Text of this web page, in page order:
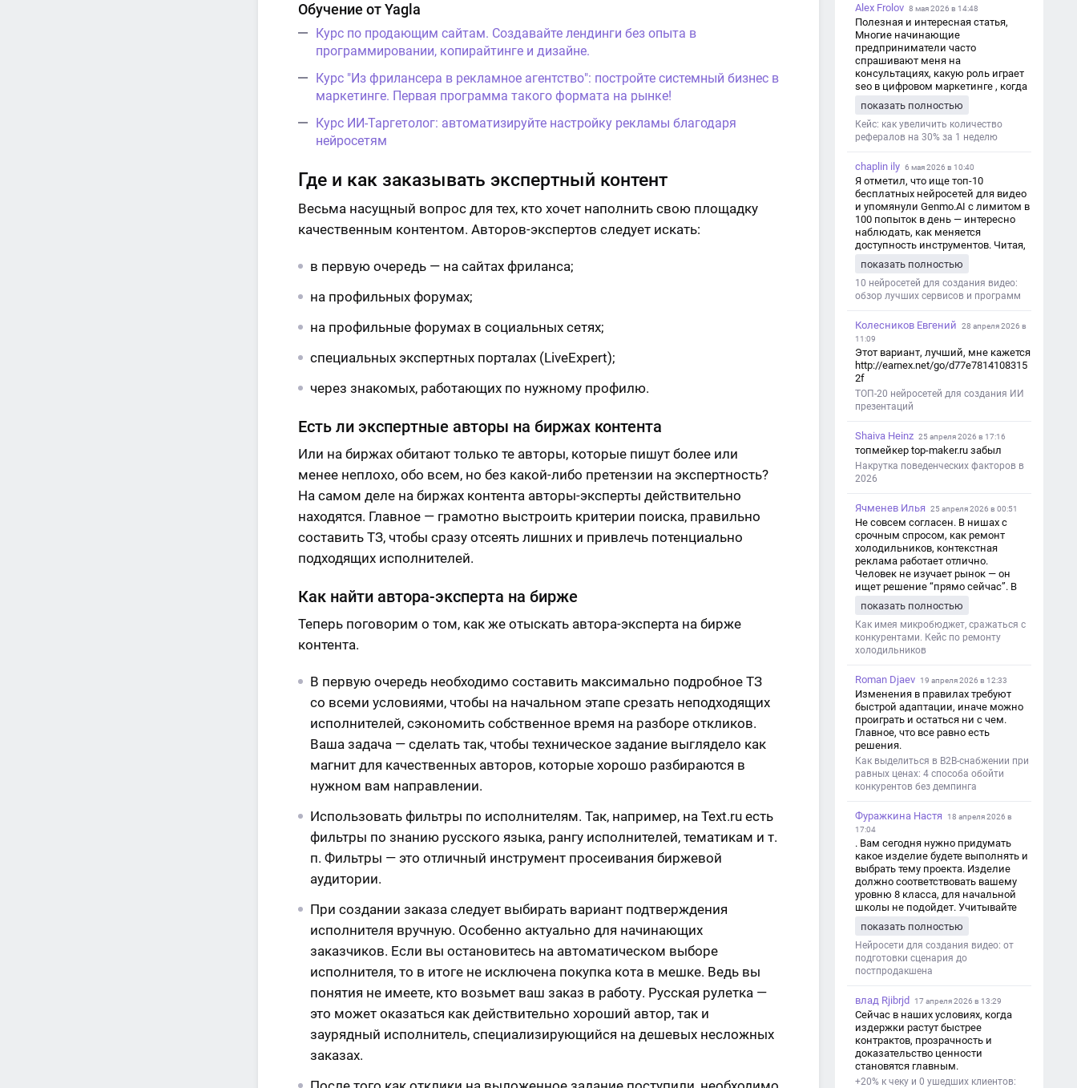
Обучение от Yagla
Курс по продающим сайтам. Создавайте лендинги без опыта в
программировании, копирайтинге и дизайне.
Курс "Из фрилансера в рекламное агентство": постройте системный бизнес в
маркетинге. Первая программа такого формата на рынке!
Курс ИИ-Таргетолог: автоматизируйте настройку рекламы благодаря
нейросетям
Где и как заказывать экспертный контент
Весьма насущный вопрос для тех, кто хочет наполнить свою площадку
качественным контентом. Авторов-экспертов следует искать:
в первую очередь — на сайтах фриланса;
на профильных форумах;
на профильные форумах в социальных сетях;
специальных экспертных порталах (LiveExpert);
через знакомых, работающих по нужному профилю.
Есть ли экспертные авторы на биржах контента
Или на биржах обитают только те авторы, которые пишут более или
менее неплохо, обо всем, но без какой-либо претензии на экспертность?
На самом деле на биржах контента авторы-эксперты действительно
находятся. Главное — грамотно выстроить критерии поиска, правильно
составить ТЗ, чтобы сразу отсеять лишних и привлечь потенциально
подходящих исполнителей.
Как найти автора-эксперта на бирже
Теперь поговорим о том, как же отыскать автора-эксперта на бирже
контента.
В первую очередь необходимо составить максимально подробное ТЗ
со всеми условиями, чтобы на начальном этапе срезать неподходящих
исполнителей, сэкономить собственное время на разборе откликов.
Ваша задача — сделать так, чтобы техническое задание выглядело как
магнит для качественных авторов, которые хорошо разбираются в
нужном вам направлении.
Использовать фильтры по исполнителям. Так, например, на Text.ru есть
фильтры по знанию русского языка, рангу исполнителей, тематикам и т.
п. Фильтры — это отличный инструмент просеивания биржевой
аудитории.
При создании заказа следует выбирать вариант подтверждения
исполнителя вручную. Особенно актуально для начинающих
заказчиков. Если вы остановитесь на автоматическом выборе
исполнителя, то в итоге не исключена покупка кота в мешке. Ведь вы
понятия не имеете, кто возьмет ваш заказ в работу. Русская рулетка —
это может оказаться как действительно хороший автор, так и
заурядный исполнитель, специализирующийся на дешевых несложных
заказах.
Alex Frolov 8 мая 2026 в 14:48
Полезная и интересная статья,
Многие начинающие
предприниматели часто
спрашивают меня на
консультациях, какую роль играет
seo в цифровом маркетинге , когда
обсуждаем их проект:
https://aseotop.com/kakuyu-rol-igraet-
seo-v-czifrovom-marketinge/
показать полностью
Кейс: как увеличить количество
рефералов на 30% за 1 неделю
chaplin ily 6 мая 2026 в 10:40
Я отметил, что ище топ-10
бесплатных нейросетей для видео
и упомянули Genmo.AI с лимитом в
100 попыток в день — интересно
наблюдать, как меняется
доступность инструментов. Читая,
с короткими клипами в телеграм-
каналах YAGLA и Kokoc Group. Flux 2
показать полностью
10 нейросетей для создания видео:
обзор лучших сервисов и программ
Колесников Евгений
28 апреля 2026 в
11:09
Этот вариант, лучший, мне кажется
http://earnex.net/go/d77e7814108315
2f
ТОП-20 нейросетей для создания ИИ
презентаций
Shaiva Heinz 25 апреля 2026 в 17:16
топмейкер top-maker.ru забыл
Накрутка поведенческих факторов в
2026
Ячменев Илья 25 апреля 2026 в 00:51
Не совсем согласен. В нишах с
срочным спросом, как ремонт
холодильников, контекстная
реклама работает отлично.
Человек не изучает рынок — он
ищет решение “прямо сейчас”. В
и ловит самый горячий трафик,
тогда как SEO в таких задачах
просто не успевает.
показать полностью
Как имея микробюджет, сражаться с
конкурентами. Кейс по ремонту
холодильников
Roman Djaev 19 апреля 2026 в 12:33
Изменения в правилах требуют
быстрой адаптации, иначе можно
проиграть и остаться ни с чем.
Главное, что все равно есть
решения.
Как выделиться в B2B-снабжении при
равных ценах: 4 способа обойти
конкурентов без демпинга
Фуражкина Настя
18 апреля 2026 в
17:04
. Вам сегодня нужно придумать
какое изделие будете выполнять и
выбрать тему проекта. Изделие
должно соответствовать вашему
уровню 8 класса, для начальной
школы не подойдет. Учитывайте
уровня работы. Структура проекта 1.
Титульный лист - Название школы.
- Тип работы: «Проектная работа». -
Тема проекта. - Кто выполнил:
должность учителя. - Город, год. 2.
Введение - Актуальность темы
(почему это важно). - Цель и
задачи проекта. - Объект и предмет
исследования. - Методы работы. 3.
Основная часть - Теоретическая
показать полностью
Нейросети для создания видео: от
подготовки сценария до
постпродакшена
влад Rjibrjd 17 апреля 2026 в 13:29
Сейчас в наших условиях, когда
издержки растут быстрее
контрактов, прозрачность и
доказательство ценности
становятся главным.
+20% к чеку и 0 ушедших клиентов: